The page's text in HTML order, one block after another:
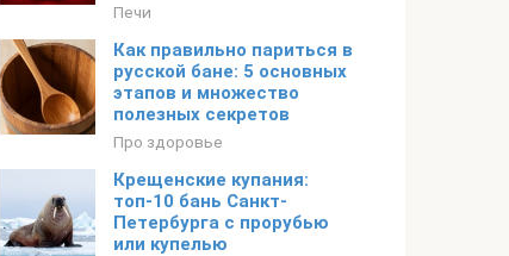
Печи
Как правильно париться в
русской бане: 5 основных
этапов и множество
полезных секретов
Про здоровье
Крещенские купания:
топ-10 бань Санкт-
Петербурга с прорубью
или купелью